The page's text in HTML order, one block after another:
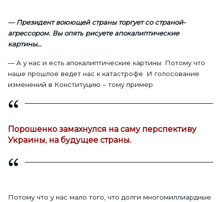
— Президент воюющей страны торгует со страной-
агрессором. Вы опять рисуете апокалиптические
картины…
— А у нас и есть апокалиптические картины. Потому что
наше прошлое ведет нас к катастрофе. И голосование
изменений в Конституцию – тому пример.
Порошенко замахнулся на саму перспективу
Украины, на будущее страны.
Потому что у нас мало того, что долги многомиллиардные